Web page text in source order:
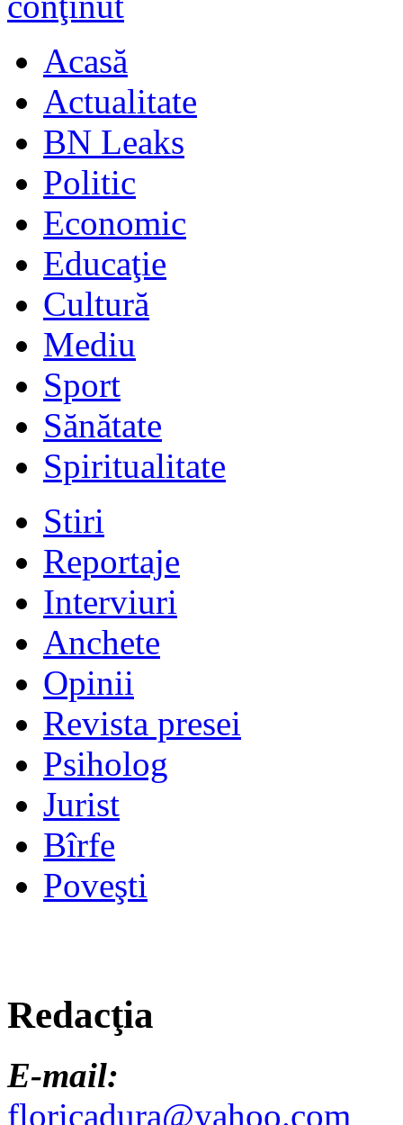
Acasă
Actualitate
BN Leaks
Politic
Economic
Educaţie
Cultură
Mediu
Sport
Sănătate
Spiritualitate
Stiri
Reportaje
Interviuri
Anchete
Opinii
Revista presei
Psiholog
Jurist
Bîrfe
Poveşti
Redacţia
E-mail:
floricadura@yahoo.com